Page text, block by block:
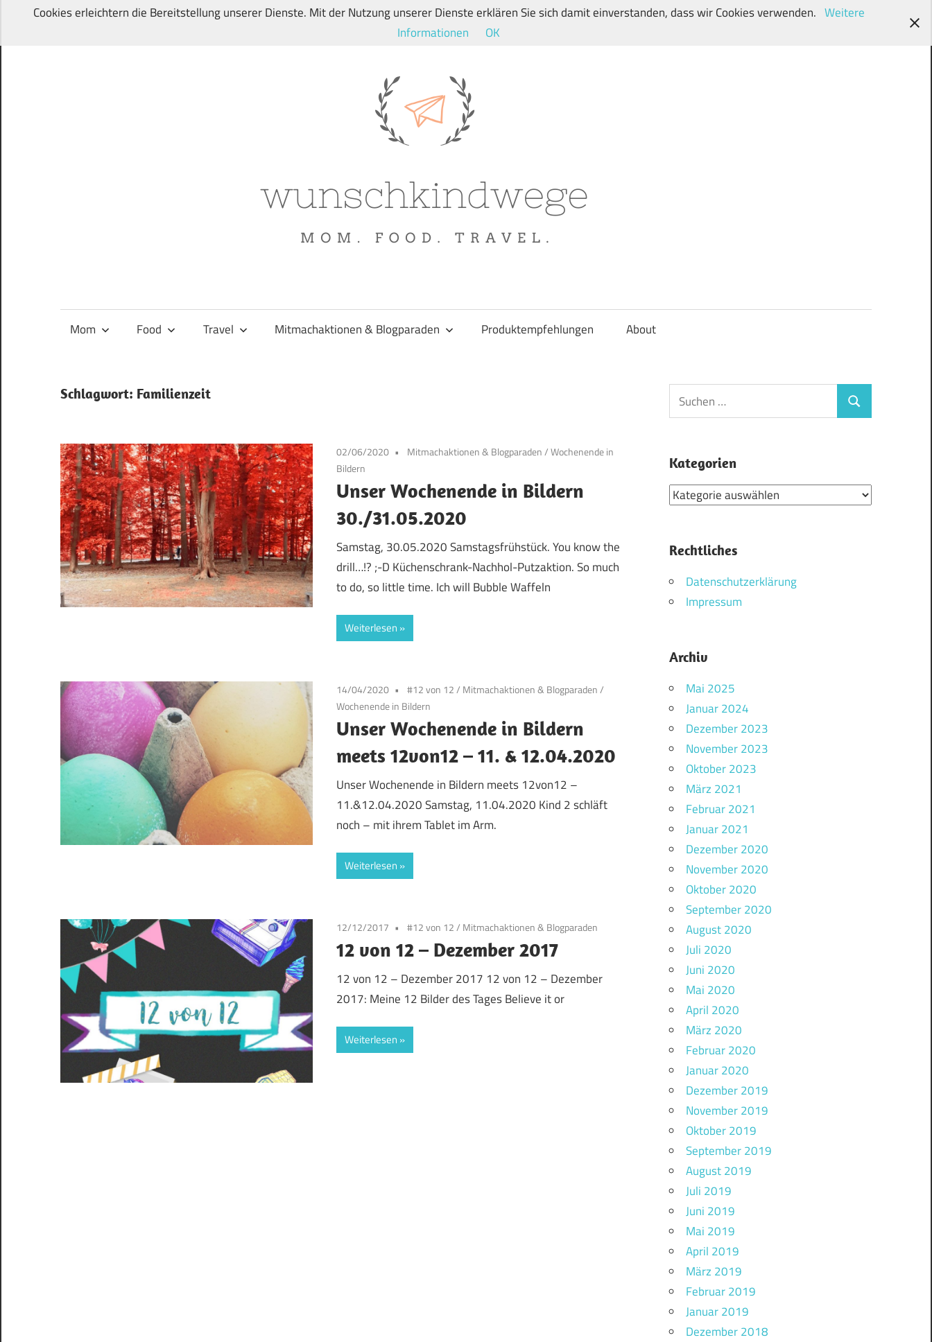
Zum
ihren
Familien-,
und
Travelblog
Mom Food Travel Mitmachaktionen & Blogparaden Produktempfehlungen About
Schlagwort: Familienzeit
02/06/2020 Mitmachaktionen & Blogparaden/Wochenende in
Bildern
Unser Wochenende in Bildern
30./31.05.2020
Samstag, 30.05.2020 Samstagsfrühstück. You know the
drill…!? ;-D Küchenschrank-Nachhol-Putzaktion. So much
to do, so little time. Ich will Bubble Waffeln
Weiterlesen
14/04/2020 #12 von 12/ Mitmachaktionen & Blogparaden/
Wochenende in Bildern
Unser Wochenende in Bildern
meets 12von12 – 11. & 12.04.2020
Unser Wochenende in Bildern meets 12von12 –
11.&12.04.2020 Samstag, 11.04.2020 Kind 2 schläft
noch – mit ihrem Tablet im Arm.
Weiterlesen
12/12/2017 #12 von 12/ Mitmachaktionen & Blogparaden
12 von 12 – Dezember 2017
12 von 12 – Dezember 2017 12 von 12 – Dezember
2017: Meine 12 Bilder des Tages Believe it or
Weiterlesen
Suchen
nach:
Suchen
Kategorien
Kategorien
Rechtliches
Datenschutzerklärung
Impressum
Archiv
Mai 2025
Januar 2024
Dezember 2023
November 2023
Oktober 2023
März 2021
Februar 2021
Januar 2021
Dezember 2020
November 2020
Oktober 2020
September 2020
August 2020
Juli 2020
Juni 2020
Mai 2020
April 2020
März 2020
Februar 2020
Januar 2020
Dezember 2019
November 2019
Oktober 2019
September 2019
August 2019
Juli 2019
Juni 2019
Mai 2019
April 2019
März 2019
Februar 2019
Januar 2019
Dezember 2018
Cookies erleichtern die Bereitstellung unserer Dienste. Mit der Nutzung unserer Dienste erklären Sie sich damit einverstanden, dass wir Cookies verwenden. Weitere
Informationen
OK